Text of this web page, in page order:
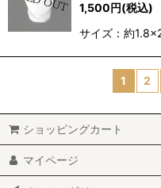
1,500円(税込)
サイズ：約
1 2
ショッピングカート
マイページ